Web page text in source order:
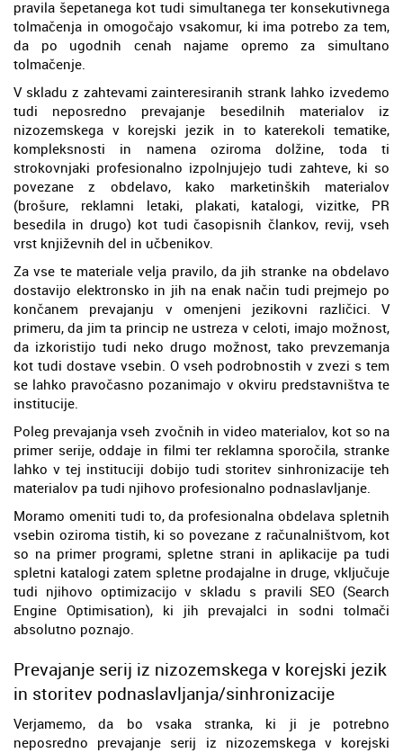
pravila šepetanega kot tudi simultanega ter konsekutivnega
tolmačenja in omogočajo vsakomur, ki ima potrebo za tem,
da po ugodnih cenah najame opremo za simultano
tolmačenje.
V skladu z zahtevami zainteresiranih strank lahko izvedemo
tudi neposredno prevajanje besedilnih materialov iz
nizozemskega v korejski jezik in to katerekoli tematike,
kompleksnosti in namena oziroma dolžine, toda ti
strokovnjaki profesionalno izpolnjujejo tudi zahteve, ki so
povezane z obdelavo, kako marketinških materialov
(brošure, reklamni letaki, plakati, katalogi, vizitke, PR
besedila in drugo) kot tudi časopisnih člankov, revij, vseh
vrst književnih del in učbenikov.
Za vse te materiale velja pravilo, da jih stranke na obdelavo
dostavijo elektronsko in jih na enak način tudi prejmejo po
končanem prevajanju v omenjeni jezikovni različici. V
primeru, da jim ta princip ne ustreza v celoti, imajo možnost,
da izkoristijo tudi neko drugo možnost, tako prevzemanja
kot tudi dostave vsebin. O vseh podrobnostih v zvezi s tem
se lahko pravočasno pozanimajo v okviru predstavništva te
institucije.
Poleg prevajanja vseh zvočnih in video materialov, kot so na
primer serije, oddaje in filmi ter reklamna sporočila, stranke
lahko v tej instituciji dobijo tudi storitev sinhronizacije teh
materialov pa tudi njihovo profesionalno podnaslavljanje.
Moramo omeniti tudi to, da profesionalna obdelava spletnih
vsebin oziroma tistih, ki so povezane z računalništvom, kot
so na primer programi, spletne strani in aplikacije pa tudi
spletni katalogi zatem spletne prodajalne in druge, vključuje
tudi njihovo optimizacijo v skladu s pravili SEO (Search
Engine Optimisation), ki jih prevajalci in sodni tolmači
absolutno poznajo.
Prevajanje serij iz nizozemskega v korejski jezik
in storitev podnaslavljanja/sinhronizacije
Verjamemo, da bo vsaka stranka, ki ji je potrebno
neposredno prevajanje serij iz nizozemskega v korejski